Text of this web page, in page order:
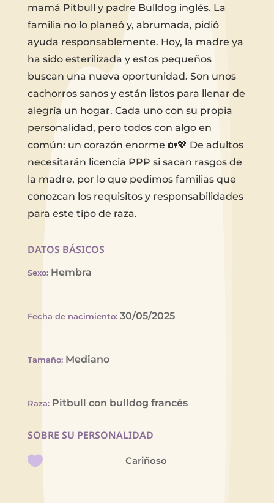
mamá Pitbull y padre Bulldog inglés. La
familia no lo planeó y, abrumada, pidió
ayuda responsablemente. Hoy, la madre ya
ha sido esterilizada y estos pequeños
buscan una nueva oportunidad. Son unos
cachorros sanos y están listos para llenar de
alegría un hogar. Cada uno con su propia
personalidad, pero todos con algo en
común: un corazón enorme 🏡💖 De adultos
necesitarán licencia PPP si sacan rasgos de
la madre, por lo que pedimos familias que
conozcan los requisitos y responsabilidades
para este tipo de raza.
DATOS BÁSICOS
Sexo: Hembra
Fecha de nacimiento: 30/05/2025
Tamaño: Mediano
Raza: Pitbull con bulldog francés
SOBRE SU PERSONALIDAD
Cariñoso